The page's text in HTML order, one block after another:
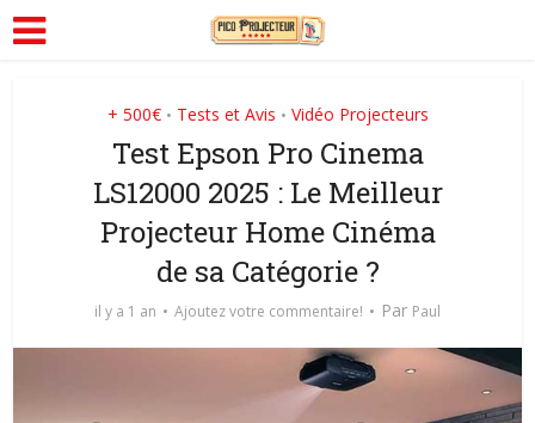
+ 500€ • Tests et Avis • Vidéo Projecteurs
Test Epson Pro Cinema
LS12000 2025 : Le Meilleur
Projecteur Home Cinéma
de sa Catégorie ?
il y a 1 an Ajoutez votre commentaire! Par Paul